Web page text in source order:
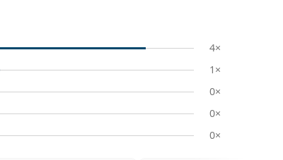
4×
1×
0×
0×
0×